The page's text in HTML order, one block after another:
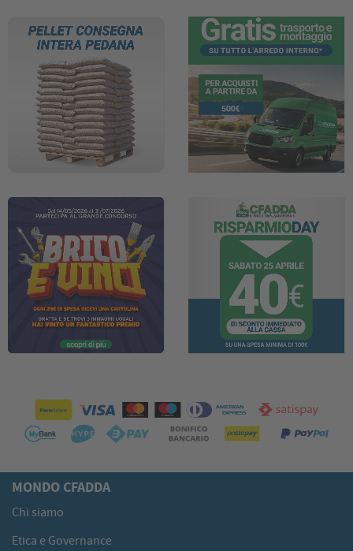
MONDO CFADDA
Chi siamo
Etica e Governance